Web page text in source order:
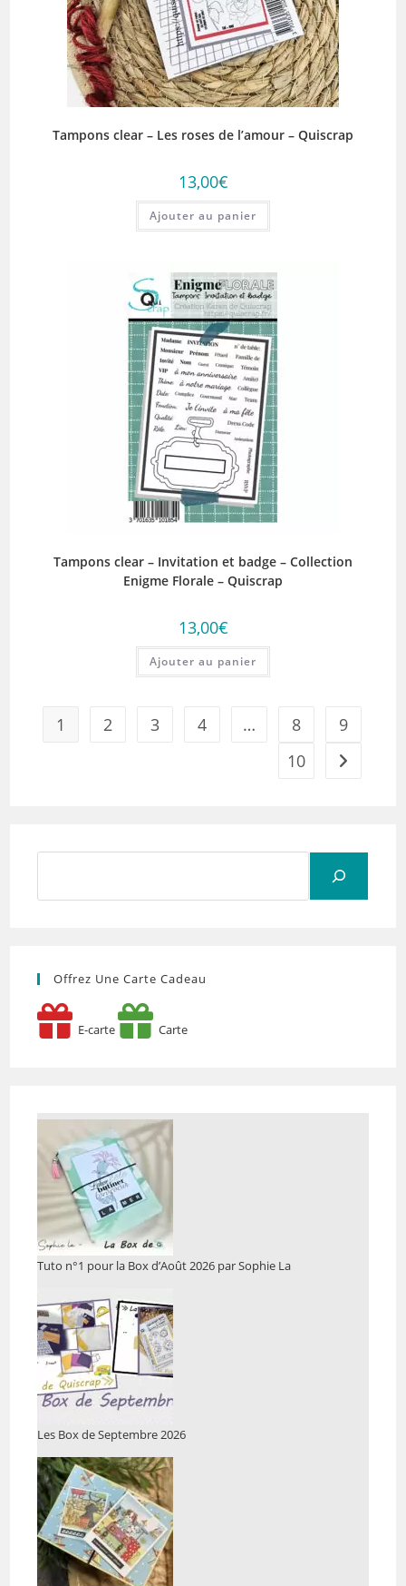
Tampons clear – Les roses de l’amour – Quiscrap
13,00€
Ajouter au panier
Tampons clear – Invitation et badge – Collection
Enigme Florale – Quiscrap
13,00€
Ajouter au panier
1 2 3 4 … 8
9
10
Offrez Une Carte Cadeau
E-carte Carte
Tuto n°1 pour la Box d’Août 2026 par Sophie La
Les Box de Septembre 2026